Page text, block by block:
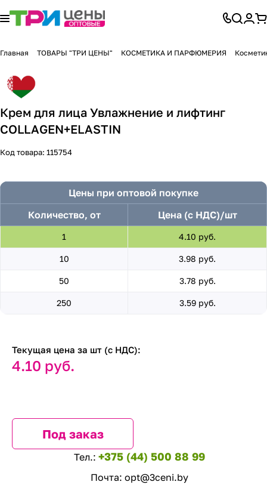
Главная ТОВАРЫ "ТРИ ЦЕНЫ" КОСМЕТИКА И ПАРФЮМЕРИЯ
Крем для лица Увлажнение и лифтинг
COLLAGEN+ELASTIN
Код товара: 115754
Цены при оптовой покупке
Количество, от
Цена (с НДС)/шт
1 4.10 руб.
10 3.98 руб.
50 3.78 руб.
250 3.59 руб.
Текущая цена за шт (с НДС):
4.10 руб.
Под заказ
Тел.: +375 (44) 500 88 99
Почта: opt@3ceni.by